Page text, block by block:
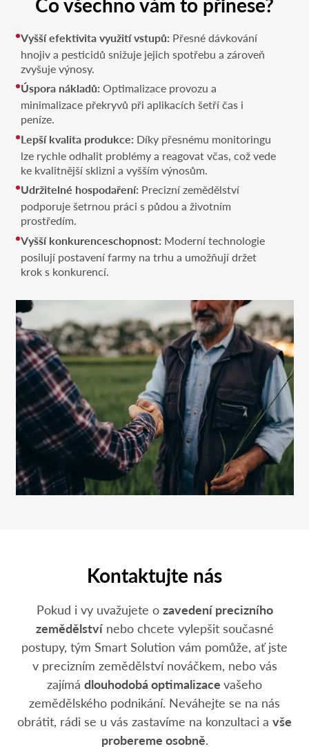
Vyšší efektivita využití vstupů: Přesné dávkování
hnojiv a pesticidů snižuje jejich spotřebu a zároveň
zvyšuje výnosy.
Úspora nákladů: Optimalizace provozu a
minimalizace překryvů při aplikacích šetří čas i
peníze.
Lepší kvalita produkce: Díky přesnému monitoringu
lze rychle odhalit problémy a reagovat včas, což vede
ke kvalitnější sklizni a vyšším výnosům.
Udržitelné hospodaření: Precizní zemědělství
podporuje šetrnou práci s půdou a životním
prostředím.
Vyšší konkurenceschopnost: Moderní technologie
posilují postavení farmy na trhu a umožňují držet
krok s konkurencí.
Kontaktujte nás
Pokud i vy uvažujete o zavedení precizního
zemědělstvínebo chcete vylepšit současné
postupy, tým Smart Solution vám pomůže, ať jste
v precizním zemědělství nováčkem, nebo vás
zajímá dlouhodobá optimalizace vašeho
zemědělského podnikání. Neváhejte se na nás
obrátit, rádi se u vás zastavíme na konzultaci a vše
probereme osobně.